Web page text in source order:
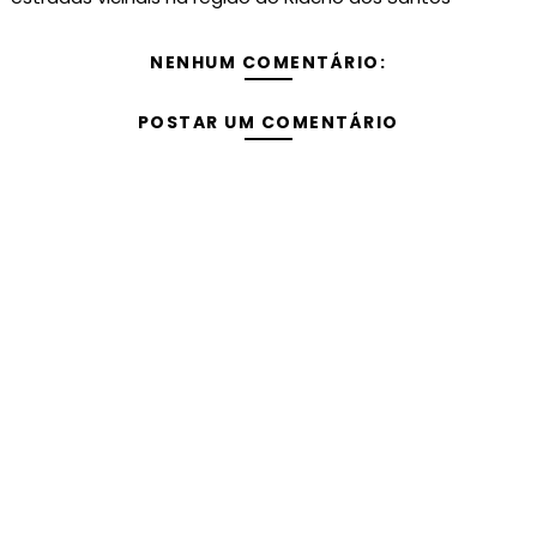
NENHUM COMENTÁRIO:
POSTAR UM COMENTÁRIO